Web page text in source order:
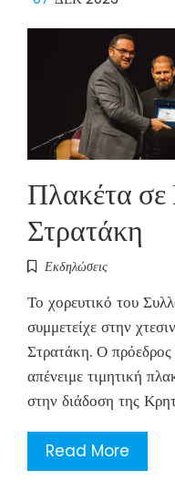
Πλακέτα σε
Στρατάκη
Εκδηλώσεις
Το χορευτικό του
συμμετείχε στην
Στρατάκη. Ο
απένειμε τιμητική
στην διάδοση της
Read More